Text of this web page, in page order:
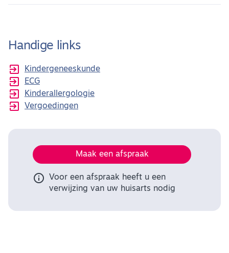
Handige links

Kindergeneeskunde
 ECG
 Kinderallergologie
 Vergoedingen
Maak een afspraak

Voor een afspraak heeft u een
verwijzing van uw huisarts nodig